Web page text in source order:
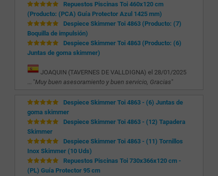
Repuestos Piscinas Toi 460x120 cm
(Producto: (PCA) Guía Protector Azul 1425 mm)
Despiece Skimmer Toi 4863 (Producto: (7)
Boquilla de impulsión)
Despiece Skimmer Toi 4863 (Producto: (6)
Juntas de goma skimmer)
JOAQUIN (TAVERNES DE VALLDIGNA) el 28/01/2025
... "Muy buen asesoramiento y buen servicio, Gracias"
Despiece Skimmer Toi 4863 - (6) Juntas de
goma skimmer
Despiece Skimmer Toi 4863 - (12) Tapadera
Skimmer
Despiece Skimmer Toi 4863 - (11) Tornillos
Inox Skimmer (10 Uds)
Repuestos Piscinas Toi 730x366x120 cm -
(PL) Guía Protector 95 cm